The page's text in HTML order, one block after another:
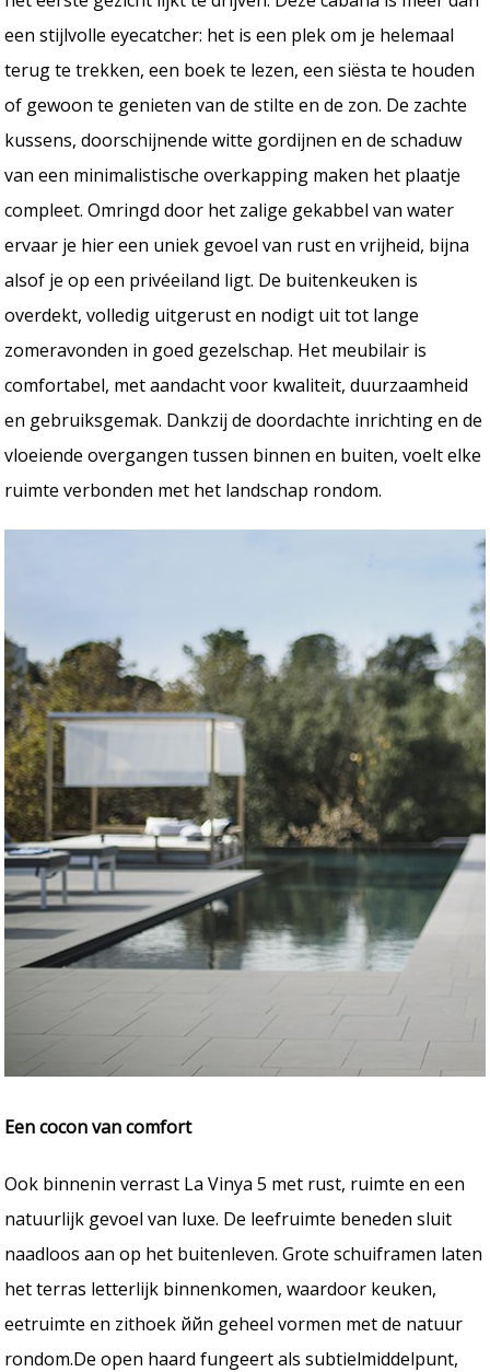
een stijlvolle eyecatcher: het is een plek om je helemaal
terug te trekken, een boek te lezen, een siësta te houden
of gewoon te genieten van de stilte en de zon. De zachte
kussens, doorschijnende witte gordijnen en de schaduw
van een minimalistische overkapping maken het plaatje
compleet. Omringd door het zalige gekabbel van water
ervaar je hier een uniek gevoel van rust en vrijheid, bijna
alsof je op een privéeiland ligt. De buitenkeuken is
overdekt, volledig uitgerust en nodigt uit tot lange
zomeravonden in goed gezelschap. Het meubilair is
comfortabel, met aandacht voor kwaliteit, duurzaamheid
en gebruiksgemak. Dankzij de doordachte inrichting en de
vloeiende overgangen tussen binnen en buiten, voelt elke
ruimte verbonden met het landschap rondom.
Een cocon van comfort
Ook binnenin verrast La Vinya 5 met rust, ruimte en een
natuurlijk gevoel van luxe. De leefruimte beneden sluit
naadloos aan op het buitenleven. Grote schuiframen laten
het terras letterlijk binnenkomen, waardoor keuken,
eetruimte en zithoek ййn geheel vormen met de natuur
rondom.De open haard fungeert als subtielmiddelpunt,